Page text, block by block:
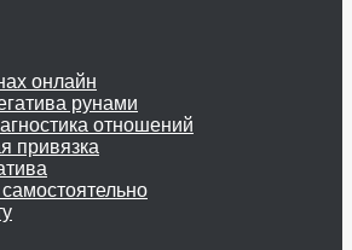
онлайн
рунами
отношений
привязка